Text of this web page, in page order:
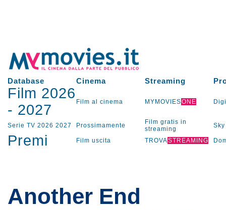
Database Cinema Streaming
Film 2026
- 2027 Film al cinema MYMOVIESONE
Serie TV 2026 2027 Prossimamente
Film gratis in
streaming
Sky
Premi Film uscita TROVASTREAMING
Another End